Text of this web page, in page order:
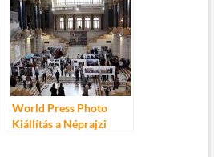
World Press Photo
Kiállítás a Néprajzi